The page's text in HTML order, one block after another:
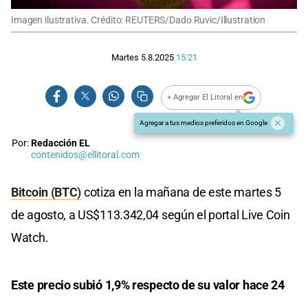
Imagen ilustrativa. Crédito: REUTERS/Dado Ruvic/Illustration
Martes 5.8.2025 15:21
+ Agregar El Litoral en
Agregar a tus medios preferidos en Google
Por:Redacción EL
contenidos@ellitoral.com
Bitcoin (BTC)cotiza en la mañana de este martes 5
de agosto, a US$113.342,04 según el portal Live Coin
Watch.
Este precio subió 1,9% respecto de su valor hace 24